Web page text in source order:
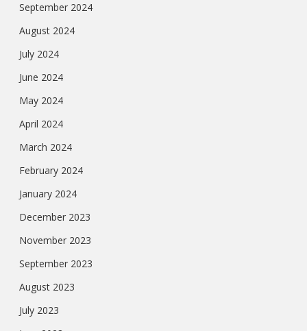
September 2024
August 2024
July 2024
June 2024
May 2024
April 2024
March 2024
February 2024
January 2024
December 2023
November 2023
September 2023
August 2023
July 2023